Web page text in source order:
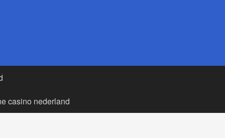
casino nederland